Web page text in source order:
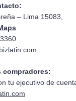
– Lima 15083,
compradores:
tu ejecutivo de